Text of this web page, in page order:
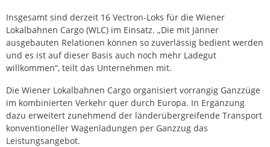
Insgesamt sind derzeit 16 Vectron-Loks für die Wiener
Lokalbahnen Cargo (WLC) im Einsatz. „Die mit Jänner
ausgebauten Relationen können so zuverlässig bedient werden
und es ist auf dieser Basis auch noch mehr Ladegut
willkommen“, teilt das Unternehmen mit.
Die Wiener Lokalbahnen Cargo organisiert vorrangig Ganzzüge
im kombinierten Verkehr quer durch Europa. In Ergänzung
dazu erweitert zunehmend der länderübergreifende Transport
konventioneller Wagenladungen per Ganzzug das
Leistungsangebot.